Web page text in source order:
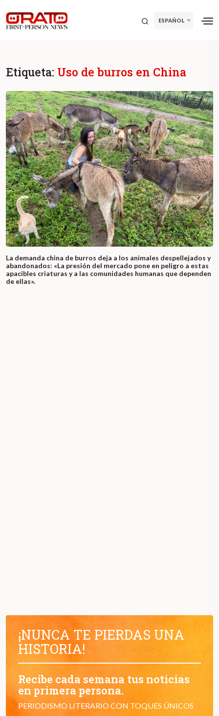
ESPAÑOL
Etiqueta: Uso de burros en China
La demanda china de burros deja a los animales despellejados y
abandonados: «La presión del mercado pone en peligro a estas
apacibles criaturas y a las comunidades humanas que dependen
de ellas».
¡NUNCA TE PIERDAS UNA
HISTORIA!
Recibe cada semana tus noticias
en primera persona.
PERIODISMO LITERARIO CON TOQUES ÚNICOS